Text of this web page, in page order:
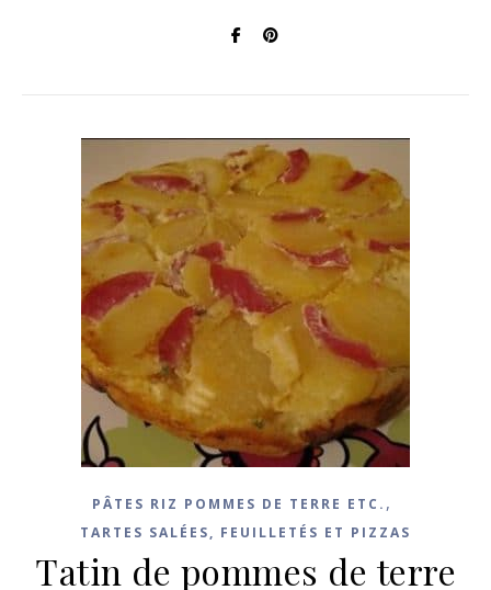
PÂTES RIZ POMMES DE TERRE ETC. ,
TARTES SALÉES, FEUILLETÉS ET PIZZAS
Tatin de pommes de terre